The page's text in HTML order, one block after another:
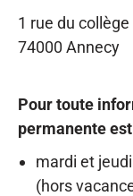
1 rue du
74000 Annecy
Pour toute
permanente
mardi et
(hors